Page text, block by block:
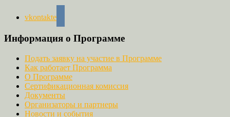
vkontakte
Информация о Программе
Подать заявку на участие в Программе
Как работает Программа
О Программе
Сертификационная комиссия
Документы
Организаторы и партнеры
Новости и события